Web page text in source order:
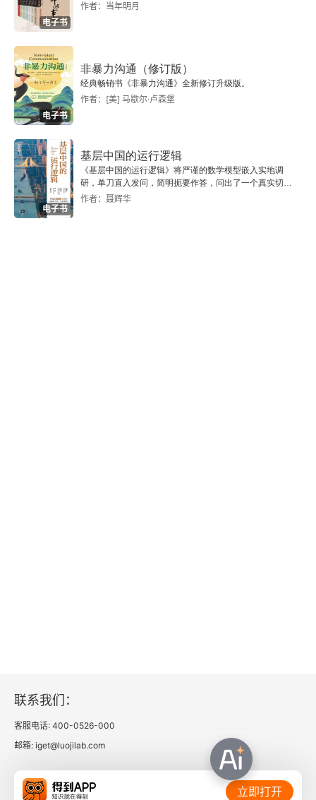
电子书
作者：当年明月
电子书
非暴力沟通（修订版）
经典畅销书《非暴力沟通》全新修订升级版。
作者：[美] 马歇尔·卢森堡
电子书
基层中国的运行逻辑
《基层中国的运行逻辑》将严谨的数学模型嵌入实地调
研，单刀直入发问，简明扼要作答，问出了一个真实切近
的基层中国。
作者：聂辉华
联系我们：
客服电话: 400-0526-000
邮箱: iget@luojilab.com
相关链接： 立即打开